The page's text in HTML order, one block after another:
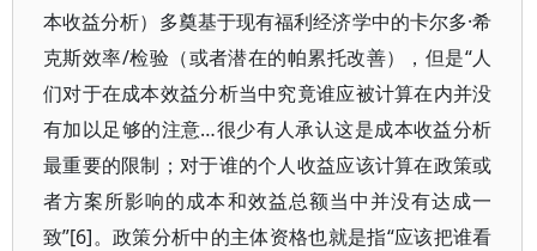
本收益分析）多奠基于现有福利经济学中的卡尔多·希
克斯效率/检验（或者潜在的帕累托改善），但是“人
们对于在成本效益分析当中究竟谁应被计算在内并没
有加以足够的注意…很少有人承认这是成本收益分析
最重要的限制；对于谁的个人收益应该计算在政策或
者方案所影响的成本和效益总额当中并没有达成一
致”[6]。政策分析中的主体资格也就是指“应该把谁看